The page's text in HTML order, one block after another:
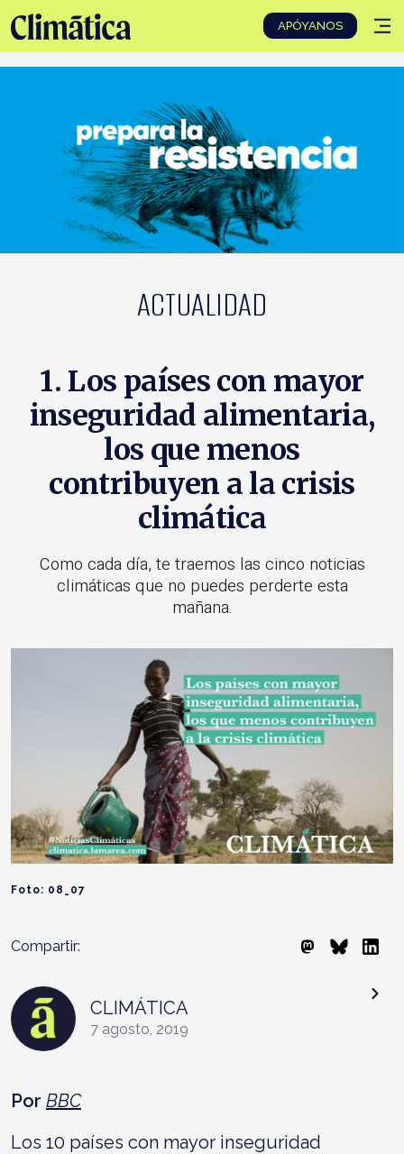
APÓYANOS
ACTUALIDAD
1. Los países con mayor
inseguridad alimentaria,
los que menos
contribuyen a la crisis
climática
Como cada día, te traemos las cinco noticias
climáticas que no puedes perderte esta
mañana.
Foto: 08_07
Compartir:
CLIMÁTICA
7 agosto, 2019
Por BBC
Los 10 países con mayor inseguridad